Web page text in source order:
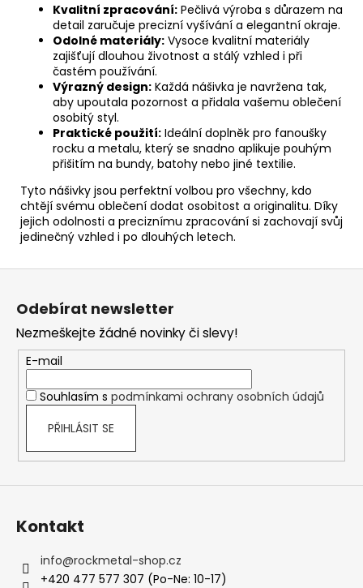
Kvalitní zpracování: Pečlivá výroba s důrazem na
detail zaručuje precizní vyšívání a elegantní okraje.
Odolné materiály: Vysoce kvalitní materiály
zajišťují dlouhou životnost a stálý vzhled i při
častém používání.
Výrazný design: Každá nášivka je navržena tak,
aby upoutala pozornost a přidala vašemu oblečení
osobitý styl.
Praktické použití: Ideální doplněk pro fanoušky
rocku a metalu, který se snadno aplikuje pouhým
přišitím na bundy, batohy nebo jiné textilie.
Tyto nášivky jsou perfektní volbou pro všechny, kdo
chtějí svému oblečení dodat osobitost a originalitu. Díky
jejich odolnosti a preciznímu zpracování si zachovají svůj
jedinečný vzhled i po dlouhých letech.
Z
Odebírat newsletter
Nezmeškejte žádné novinky či slevy!
E-mail
Souhlasím s podmínkami ochrany osobních údajů
PŘIHLÁSIT SE
Kontakt
info@rockmetal-shop.cz
+420 477 577 307 (Po-Ne: 10-17)